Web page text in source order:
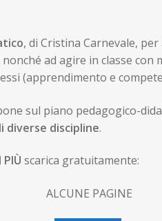
, di Cristina Carnevale,
ad agire in classe
(apprendimento e
sul piano pedagogico-
diverse discipline.
PIÙ scarica gratuitamente:
ALCUNE